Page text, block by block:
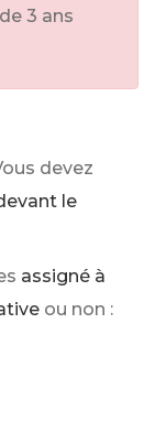
3 ans
devez
le
assigné à
ou non :